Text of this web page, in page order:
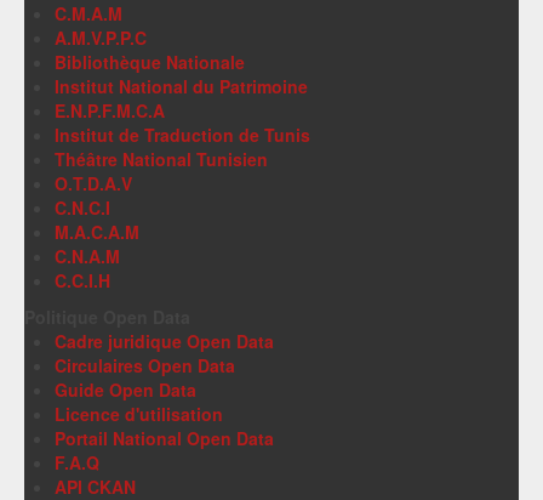
C.M.A.M
A.M.V.P.P.C
Bibliothèque Nationale
Institut National du Patrimoine
E.N.P.F.M.C.A
Institut de Traduction de Tunis
Théâtre National Tunisien
O.T.D.A.V
C.N.C.I
M.A.C.A.M
C.N.A.M
C.C.I.H
Cadre juridique Open Data
Circulaires Open Data
Guide Open Data
Licence d'utilisation
Portail National Open Data
F.A.Q
API CKAN